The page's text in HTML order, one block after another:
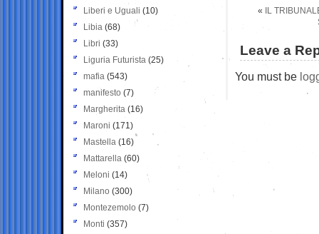
«
IL
Leave a
You must be
Liberi e Uguali (10)
Libia (68)
Libri (33)
Liguria Futurista (25)
mafia (543)
manifesto (7)
Margherita (16)
Maroni (171)
Mastella (16)
Mattarella (60)
Meloni (14)
Milano (300)
Montezemolo (7)
Monti (357)